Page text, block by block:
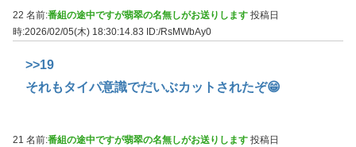
22 名前:番組の途中ですが翡翠の名無しがお送りします 投稿日
時:2026/02/05(木) 18:30:14.83
ID:/RsMWbAy0
>>19
それもタイパ意識でだいぶカットされたぞ😁
21 名前:番組の途中ですが翡翠の名無しがお送りします 投稿日